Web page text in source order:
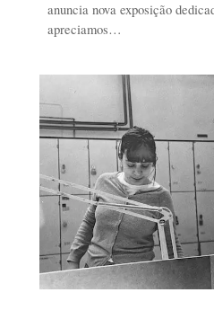
anuncia nova exposição
apreciamos…